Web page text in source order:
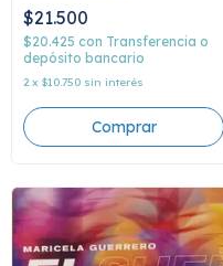
$21.500
$20.425 con Transferencia o
depósito bancario
2 x $10.750 sin interés